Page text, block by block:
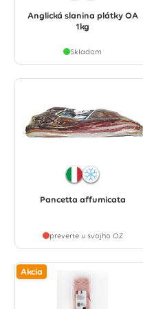
Anglická slanina plátky OA
1kg
Skladom
Pancetta affumicata
preverte u svojho OZ
Akcia